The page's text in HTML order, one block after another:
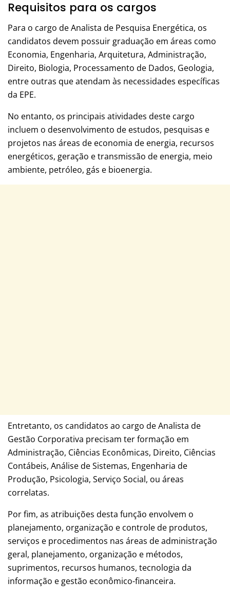
Requisitos para os cargos
Para o cargo de Analista de Pesquisa Energética, os
candidatos devem possuir graduação em áreas como
Economia, Engenharia, Arquitetura, Administração,
Direito, Biologia, Processamento de Dados, Geologia,
entre outras que atendam às necessidades específicas
da EPE.
No entanto, os principais atividades deste cargo
incluem o desenvolvimento de estudos, pesquisas e
projetos nas áreas de economia de energia, recursos
energéticos, geração e transmissão de energia, meio
ambiente, petróleo, gás e bioenergia.
Entretanto, os candidatos ao cargo de Analista de
Gestão Corporativa precisam ter formação em
Administração, Ciências Econômicas, Direito, Ciências
Contábeis, Análise de Sistemas, Engenharia de
Produção, Psicologia, Serviço Social, ou áreas
correlatas.
Por fim, as atribuições desta função envolvem o
planejamento, organização e controle de produtos,
serviços e procedimentos nas áreas de administração
geral, planejamento, organização e métodos,
suprimentos, recursos humanos, tecnologia da
informação e gestão econômico-financeira.